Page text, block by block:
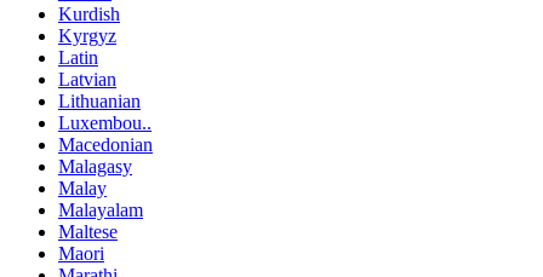
Kurdish
Kyrgyz
Latin
Latvian
Lithuanian
Luxembou..
Macedonian
Malagasy
Malay
Malayalam
Maltese
Maori